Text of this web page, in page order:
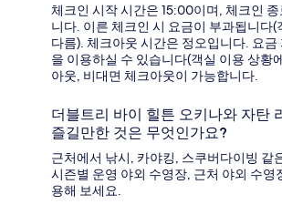
체크인 시작 시간은 15:00이며, 체크인
니다. 이른 체크인 시 요금이 부과됩니다
다름). 체크아웃 시간은 정오입니다. 요금
을 이용하실 수 있습니다(객실 이용 상황
아웃, 비대면 체크아웃이 가능합니다.
더블트리 바이 힐튼 오키나와 자탄
즐길만한 것은 무엇인가요?
근처에서 낚시, 카야킹, 스쿠버다이빙 같
시즌별 운영 야외 수영장, 근처 야외 수영
용해 보세요.